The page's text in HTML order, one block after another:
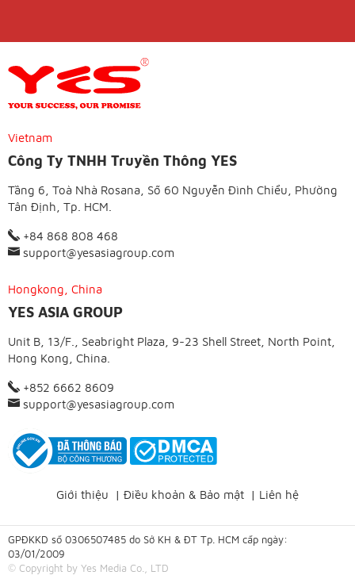
Vietnam
Công Ty TNHH Truyền Thông YES
Tầng 6, Toà Nhà Rosana, Số 60 Nguyễn Đình Chiểu, Phường
Tân Định, Tp. HCM.
+84 868 808 468
support@yesasiagroup.com
Hongkong, China
YES ASIA GROUP
Unit B, 13/F., Seabright Plaza, 9-23 Shell Street, North Point,
Hong Kong, China.
+852 6662 8609
support@yesasiagroup.com
Giới thiệu | Điều khoản & Bảo mật | Liên hệ
GPĐKKD số 0306507485 do Sở KH & ĐT Tp. HCM cấp ngày:
03/01/2009
© Copyright by Yes Media Co., LTD